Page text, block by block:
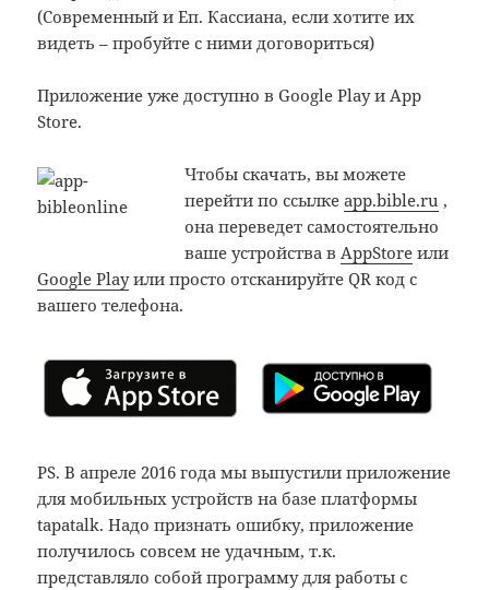
(Современный и Еп. Кассиана, если хотите их
видеть – пробуйте с ними договориться)
Приложение уже доступно в Google Play и App
Store.
Чтобы скачать, вы можете
перейти по ссылкеapp.bible.ru ,
она переведет самостоятельно
ваше устройства вAppStore или
Google Playили просто отсканируйте QR код с
вашего телефона.
PS. В апреле 2016 года мы выпустили приложение
для мобильных устройств на базе платформы
tapatalk. Надо признать ошибку, приложение
получилось совсем не удачным, т.к.
представляло собой программу для работы с